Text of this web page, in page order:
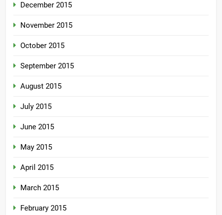
December 2015
November 2015
October 2015
September 2015
August 2015
July 2015
June 2015
May 2015
April 2015
March 2015
February 2015